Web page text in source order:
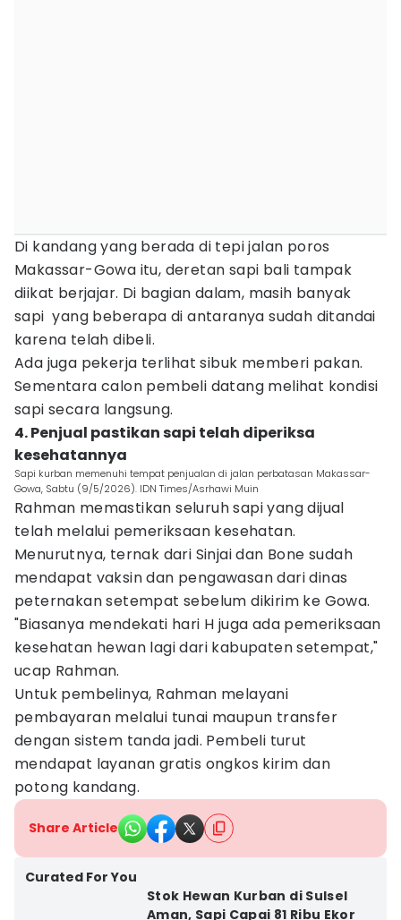
Di kandang yang berada di tepi jalan poros
Makassar-Gowa itu, deretan sapi bali tampak
diikat berjajar. Di bagian dalam, masih banyak
sapi yang beberapa di antaranya sudah ditandai
karena telah dibeli.
Ada juga pekerja terlihat sibuk memberi pakan.
Sementara calon pembeli datang melihat kondisi
sapi secara langsung.
4. Penjual pastikan sapi telah diperiksa
kesehatannya
Sapi kurban memenuhi tempat penjualan di jalan perbatasan Makassar-
Gowa, Sabtu (9/5/2026). IDN Times/Asrhawi Muin
Rahman memastikan seluruh sapi yang dijual
telah melalui pemeriksaan kesehatan.
Menurutnya, ternak dari Sinjai dan Bone sudah
mendapat vaksin dan pengawasan dari dinas
peternakan setempat sebelum dikirim ke Gowa.
"Biasanya mendekati hari H juga ada pemeriksaan
kesehatan hewan lagi dari kabupaten setempat,"
ucap Rahman.
Untuk pembelinya, Rahman melayani
pembayaran melalui tunai maupun transfer
dengan sistem tanda jadi. Pembeli turut
mendapat layanan gratis ongkos kirim dan
potong kandang.
Share Article
Curated For You
Stok Hewan Kurban di Sulsel
Aman, Sapi Capai 81 Ribu Ekor